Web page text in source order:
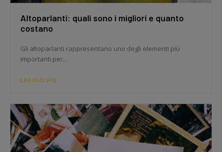
Altoparlanti: quali sono i migliori e quanto
costano
Gli altoparlanti rappresentano uno degli elementi più
importanti per...
LEGGI DI PIÙ